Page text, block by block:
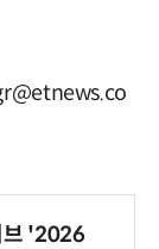
브 '2026